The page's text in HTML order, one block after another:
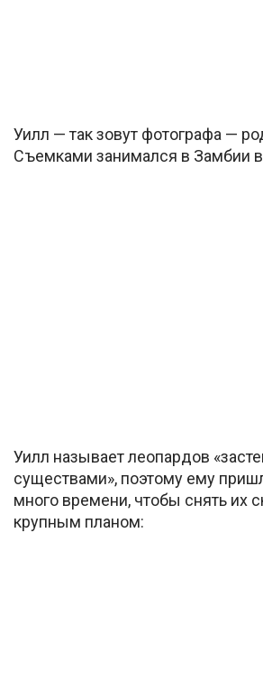
Уилл — так зовут фотографа —
Съемками занимался в Замбии в
Уилл называет леопардов
существами», поэтому ему
много времени, чтобы снять их
крупным планом: